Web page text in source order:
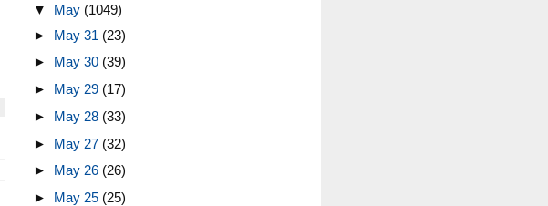
▼ May (1049)
► May 31 (23)
► May 30 (39)
► May 29 (17)
► May 28 (33)
► May 27 (32)
► May 26 (26)
► May 25 (25)